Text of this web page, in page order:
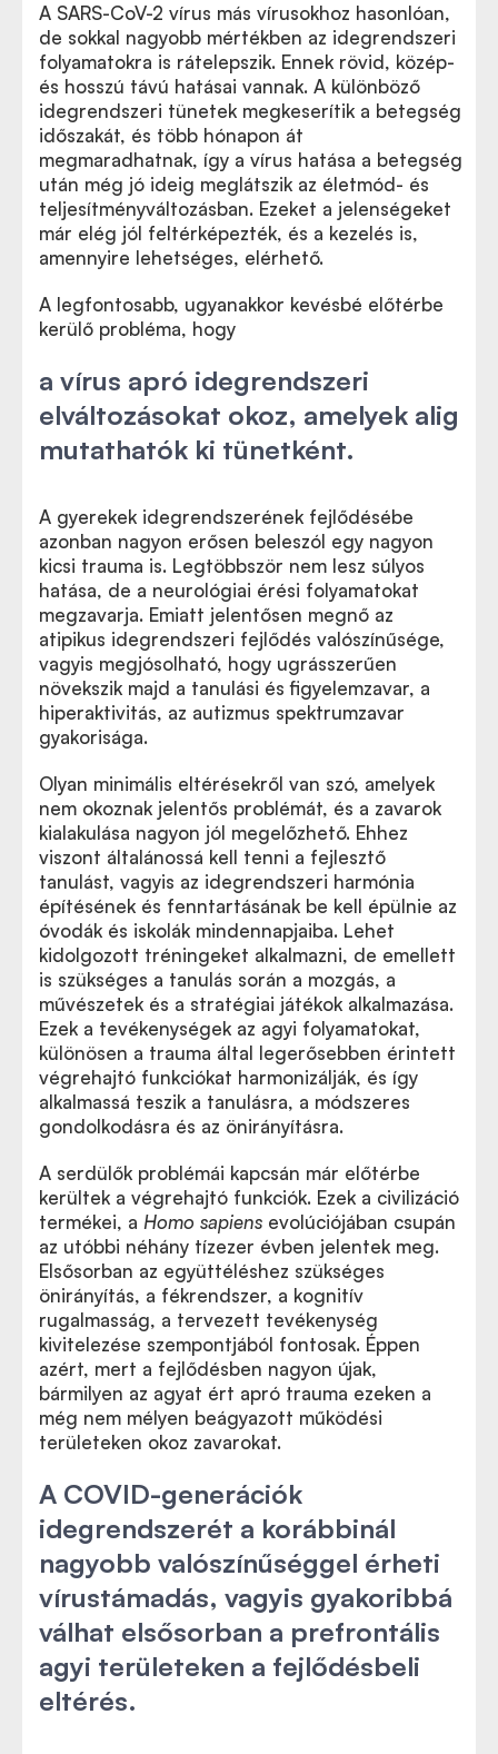
A SARS-CoV-2 vírus más vírusokhoz hasonlóan,
de sokkal nagyobb mértékben az idegrendszeri
folyamatokra is rátelepszik. Ennek rövid, közép-
és hosszú távú hatásai vannak. A különböző
idegrendszeri tünetek megkeserítik a betegség
időszakát, és több hónapon át
megmaradhatnak, így a vírus hatása a betegség
után még jó ideig meglátszik az életmód- és
teljesítményváltozásban. Ezeket a jelenségeket
már elég jól feltérképezték, és a kezelés is,
amennyire lehetséges, elérhető.
A legfontosabb, ugyanakkor kevésbé előtérbe
kerülő probléma, hogy
a vírus apró idegrendszeri
elváltozásokat okoz, amelyek alig
mutathatók ki tünetként.
A gyerekek idegrendszerének fejlődésébe
azonban nagyon erősen beleszól egy nagyon
kicsi trauma is. Legtöbbször nem lesz súlyos
hatása, de a neurológiai érési folyamatokat
megzavarja. Emiatt jelentősen megnő az
atipikus idegrendszeri fejlődés valószínűsége,
vagyis megjósolható, hogy ugrásszerűen
növekszik majd a tanulási és figyelemzavar, a
hiperaktivitás, az autizmus spektrumzavar
gyakorisága.
Olyan minimális eltérésekről van szó, amelyek
nem okoznak jelentős problémát, és a zavarok
kialakulása nagyon jól megelőzhető. Ehhez
viszont általánossá kell tenni a fejlesztő
tanulást, vagyis az idegrendszeri harmónia
építésének és fenntartásának be kell épülnie az
óvodák és iskolák mindennapjaiba. Lehet
kidolgozott tréningeket alkalmazni, de emellett
is szükséges a tanulás során a mozgás, a
művészetek és a stratégiai játékok alkalmazása.
Ezek a tevékenységek az agyi folyamatokat,
különösen a trauma által legerősebben érintett
végrehajtó funkciókat harmonizálják, és így
alkalmassá teszik a tanulásra, a módszeres
gondolkodásra és az önirányításra.
A serdülők problémái kapcsán már előtérbe
kerültek a végrehajtó funkciók. Ezek a civilizáció
termékei, a Homo sapiens evolúciójában csupán
az utóbbi néhány tízezer évben jelentek meg.
Elsősorban az együttéléshez szükséges
önirányítás, a fékrendszer, a kognitív
rugalmasság, a tervezett tevékenység
kivitelezése szempontjából fontosak. Éppen
azért, mert a fejlődésben nagyon újak,
bármilyen az agyat ért apró trauma ezeken a
még nem mélyen beágyazott működési
területeken okoz zavarokat.
A COVID-generációk
idegrendszerét a korábbinál
nagyobb valószínűséggel érheti
vírustámadás, vagyis gyakoribbá
válhat elsősorban a prefrontális
agyi területeken a fejlődésbeli
eltérés.